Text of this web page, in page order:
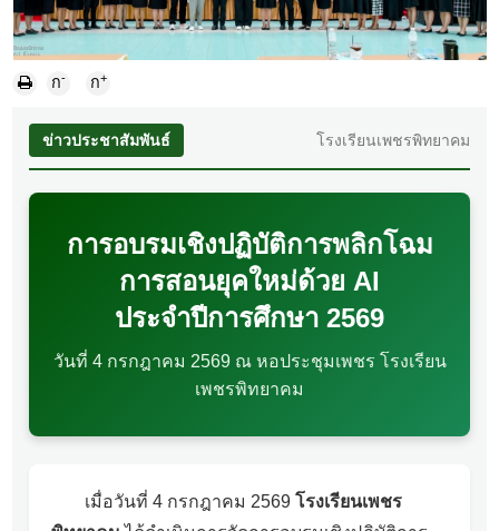
ก- ก+
ข่าวประชาสัมพันธ์ โรงเรียนเพชรพิทยาคม
การอบรมเชิงปฏิบัติการพลิกโฉม
การสอนยุคใหม่ด้วย AI
ประจำปีการศึกษา 2569
วันที่ 4 กรกฎาคม 2569 ณ หอประชุมเพชร โรงเรียน
เพชรพิทยาคม
เมื่อวันที่ 4 กรกฎาคม 2569โรงเรียนเพชร